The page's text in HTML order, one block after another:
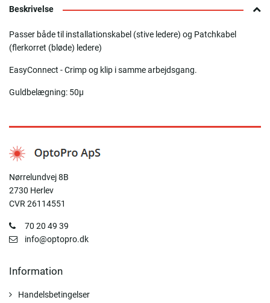
Beskrivelse
Passer både til installationskabel (stive ledere) og Patchkabel
(flerkorret (bløde) ledere)
EasyConnect - Crimp og klip i samme arbejdsgang.
Guldbelægning: 50µ­
Nørrelundvej 8B
2730 Herlev
CVR 26114551
70 20 49 39
info@optopro.dk
Information
Handelsbetingelser